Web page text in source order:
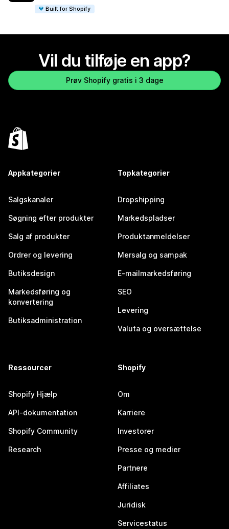
Built for Shopify
Vil du tilføje en app?
Prøv Shopify gratis i 3 dage
Appkategorier
Salgskanaler
Søgning efter produkter
Salg af produkter
Ordrer og levering
Butiksdesign
Markedsføring og
konvertering
Butiksadministration
Topkategorier
Dropshipping
Markedspladser
Produktanmeldelser
Mersalg og sampak
E-mailmarkedsføring
SEO
Levering
Valuta og oversættelse
Ressourcer
Shopify Hjælp
API-dokumentation
Shopify Community
Research
Shopify
Om
Karriere
Investorer
Presse og medier
Partnere
Affiliates
Juridisk
Servicestatus